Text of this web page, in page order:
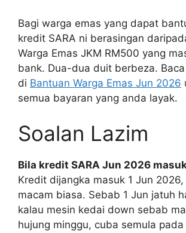
Bagi warga emas yang dapat
kredit SARA ni berasingan
Warga Emas JKM RM500 yang
bank. Dua-dua duit berbeza.
di Bantuan Warga Emas Jun 2026
semua bayaran yang anda layak.
Soalan Lazim
Bila kredit SARA Jun 2026
Kredit dijangka masuk 1 Jun
macam biasa. Sebab 1 Jun jatuh
kalau mesin kedai down sebab
hujung minggu, cuba semula pada